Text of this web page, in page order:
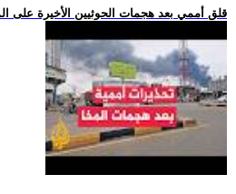
.. قلق أممي بعد هجمات الحوثيين الأخيرة على